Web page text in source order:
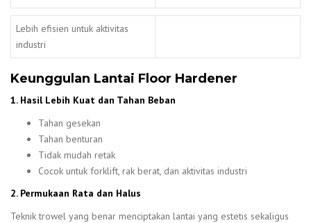
Lebih efisien untuk aktivitas
industri
Keunggulan Lantai Floor Hardener
1. Hasil Lebih Kuat dan Tahan Beban
Tahan gesekan
Tahan benturan
Tidak mudah retak
Cocok untuk forklift, rak berat, dan aktivitas industri
2. Permukaan Rata dan Halus
Teknik trowel yang benar menciptakan lantai yang estetis sekaligus